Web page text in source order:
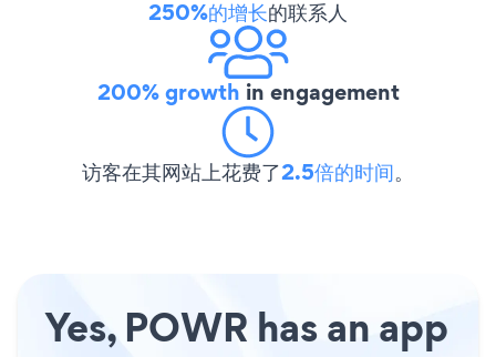
250%的增长的联系人
200% growth in engagement
访客在其网站上花费了2.5倍的时间。
Yes, POWR has an app